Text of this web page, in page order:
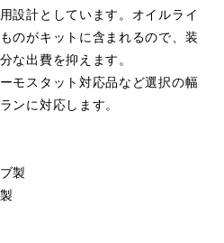
設計としています。オイルライ
のがキットに含まれるので、装
な出費を抑えます。
モスタット対応品など選択の幅
ンに対応します。
製